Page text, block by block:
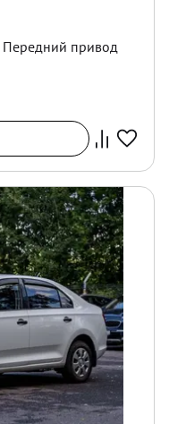
Передний привод